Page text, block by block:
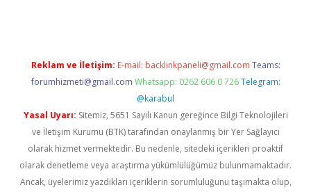
Reklam ve İletişim: E-mail: backlinkpaneli@gmail.com Teams:
forumhizmeti@gmail.com Whatsapp: 0262 606 0 726 Telegram:
@karabul
Yasal Uyarı: Sitemiz, 5651 Sayılı Kanun gereğince Bilgi Teknolojileri
ve İletişim Kurumu (BTK) tarafından onaylanmış bir Yer Sağlayıcı
olarak hizmet vermektedir. Bu nedenle, sitedeki içerikleri proaktif
olarak denetleme veya araştırma yükümlülüğümüz bulunmamaktadır.
Ancak, üyelerimiz yazdıkları içeriklerin sorumluluğunu taşımakta olup,